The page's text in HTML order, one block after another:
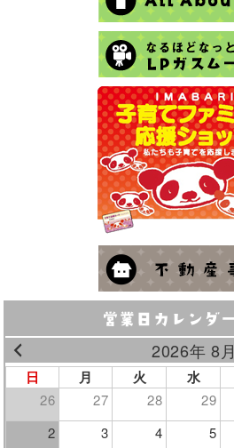
2026年 8月
日 月 火 水
26 27 28 29
2
3 4 5